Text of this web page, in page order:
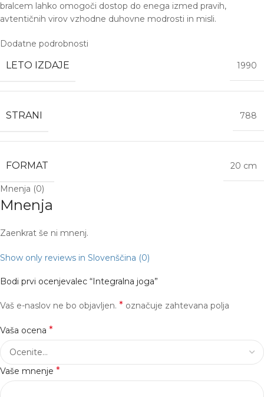
bralcem lahko omogoči dostop do enega izmed pravih,
avtentičnih virov vzhodne duhovne modrosti in misli.
Dodatne podrobnosti
LETO IZDAJE 1990
STRANI 788
FORMAT 20 cm
Mnenja (0)
Mnenja
Zaenkrat še ni mnenj.
Show only reviews in Slovenščina (0)
Bodi prvi ocenjevalec “Integralna joga”
Vaš e-naslov ne bo objavljen. * označuje zahtevana polja
Vaša ocena *
Vaše mnenje *